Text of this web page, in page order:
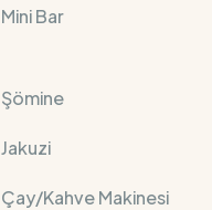
Mini Bar
Şömine
Jakuzi
Çay/Kahve Makinesi